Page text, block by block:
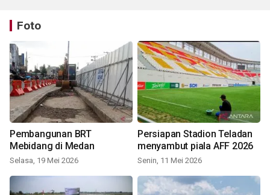
Foto
Pembangunan BRT
Mebidang di Medan
Selasa, 19 Mei 2026
Persiapan Stadion Teladan
menyambut piala AFF 2026
Senin, 11 Mei 2026